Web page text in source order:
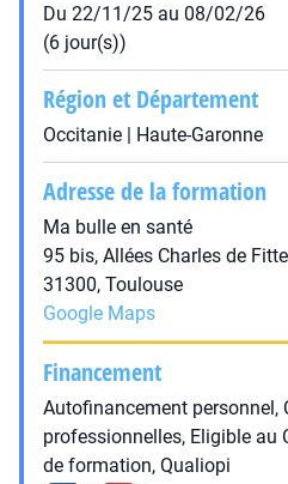
Du 22/11/25 au 08/02/26
(6 jour(s))
Région et Département
Occitanie | Haute-Garonne
Adresse de la formation
Ma bulle en santé
95 bis, Allées Charles de Fitte
31300, Toulouse
Google Maps
Financement
Autofinancement personnel,
professionnelles, Eligible au
de formation, Qualiopi